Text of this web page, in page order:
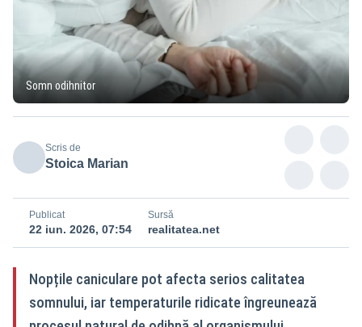
Somn odihnitor
Scris de
Stoica Marian
Publicat
22 iun. 2026, 07:54
Sursă
realitatea.net
Nopțile caniculare pot afecta serios calitatea
somnului, iar temperaturile ridicate îngreunează